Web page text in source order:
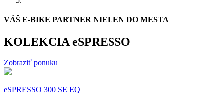
VÁŠ E-BIKE PARTNER NIELEN DO MESTA
KOLEKCIA eSPRESSO
Zobraziť ponuku
eSPRESSO 300 SE EQ